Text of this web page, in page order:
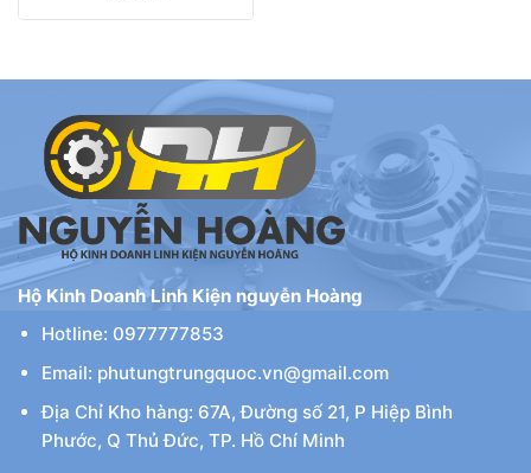
Hộ Kinh Doanh Linh Kiện nguyễn Hoàng
Hotline: 0977777853
Email: phutungtrungquoc.vn@gmail.com
Địa Chỉ Kho hàng: 67A, Đường số 21, P Hiệp Bình
Phước, Q Thủ Đức, TP. Hồ Chí Minh